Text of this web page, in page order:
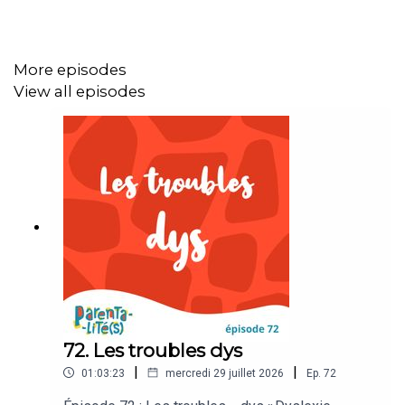
inévitables (et même utiles) dans une fratrie ? Comment
accompagner sans prendre parti ? Pourquoi la
une relation fraternelle basée sur le respect (plutôt que
sur la compétition) ?
Un épisode à écouter pour mieux comprendre les
mécanismes à l’œuvre entre frères et sœurs, et trouver
des pistes concrètes pour accompagner les relations…
avec plus de sérénité.
Bonne écoute
More episodes
View all episodes
72. Les troubles dys
01:03:23 | mercredi 29 juillet 2026 | Ep. 72